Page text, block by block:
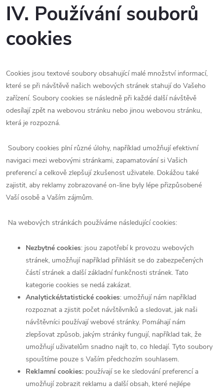
IV. Používání souborů
cookies
Cookies jsou textové soubory obsahující malé množství informací,
které se při návštěvě našich webových stránek stahují do Vašeho
zařízení. Soubory cookies se následně při každé další návštěvě
odesílají zpět na webovou stránku nebo jinou webovou stránku,
která je rozpozná.
Soubory cookies plní různé úlohy, například umožňují efektivní
navigaci mezi webovými stránkami, zapamatování si Vašich
preferencí a celkově zlepšují zkušenost uživatele. Dokážou také
zajistit, aby reklamy zobrazované on-line byly lépe přizpůsobené
Vaší osobě a Vaším zájmům.
Na webových stránkách používáme následující cookies:
Nezbytné cookies: jsou zapotřebí k provozu webových
stránek, umožňují například přihlásit se do zabezpečených
částí stránek a další základní funkčnosti stránek. Tato
kategorie cookies se nedá zakázat.
Analytické/statistické cookies: umožňují nám například
rozpoznat a zjistit počet návštěvníků a sledovat, jak naši
návštěvníci používají webové stránky. Pomáhají nám
zlepšovat způsob, jakým stránky fungují, například tak, že
umožňují uživatelům snadno najít to, co hledají. Tyto soubory
spouštíme pouze s Vaším předchozím souhlasem.
Reklamní cookies: používají se ke sledování preferencí a
umožňují zobrazit reklamu a další obsah, které nejlépe